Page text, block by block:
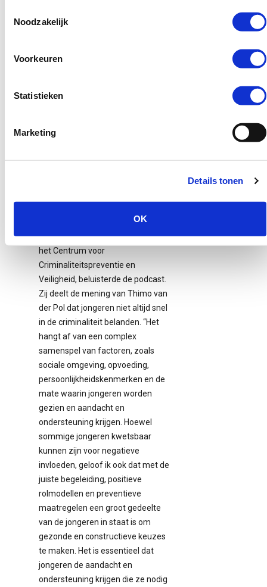
Noodzakelijk
Voorkeuren
Statistieken
Marketing
Details tonen
OK
toename in specifieke vormen van
steekincidenten die een grote
versterken. “In bepaalde delen van
toe, en dat zien we terug in de
Danisa Latuhihin, jeugdadviseur bij
het Centrum voor
Criminaliteitspreventie en
Veiligheid, beluisterde de podcast.
Zij deelt de mening van Thimo van
der Pol dat jongeren niet altijd snel
in de criminaliteit belanden. “Het
hangt af van een complex
samenspel van factoren, zoals
sociale omgeving, opvoeding,
persoonlijkheidskenmerken en de
mate waarin jongeren worden
gezien en aandacht en
ondersteuning krijgen. Hoewel
sommige jongeren kwetsbaar
kunnen zijn voor negatieve
invloeden, geloof ik ook dat met de
juiste begeleiding, positieve
rolmodellen en preventieve
maatregelen een groot gedeelte
van de jongeren in staat is om
gezonde en constructieve keuzes
te maken. Het is essentieel dat
jongeren de aandacht en
ondersteuning krijgen die ze nodig
bedragen lopen uiteen